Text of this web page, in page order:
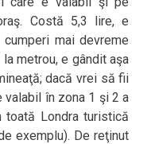
Costă 5,3 lire, e
mai devreme
metrou, e gândit aşa
dacă vrei să fii
valabil în zona 1 şi 2 a
toată Londra turistică
exemplu). De reţinut